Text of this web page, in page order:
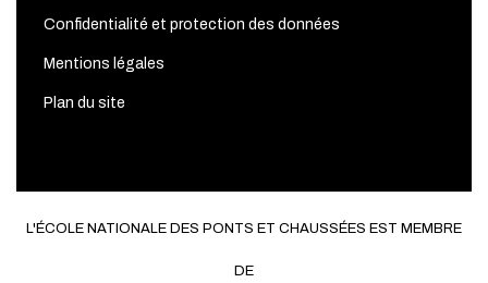
Confidentialité et protection des données
Mentions légales
Plan du site
L'ÉCOLE NATIONALE DES PONTS ET CHAUSSÉES EST MEMBRE
DE